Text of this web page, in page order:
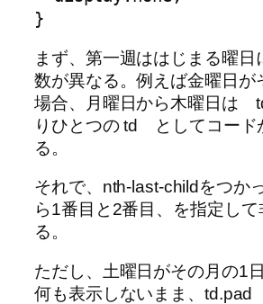
まず、第一週ははじまる曜日
数が異なる。例えば金曜日が
場合、月曜日から木曜日は
りひとつの td としてコード
る。
それで、nth-last-childをつか
ら1番目と2番目、を指定して
る。
ただし、土曜日がその月の1
何も表示しないまま、